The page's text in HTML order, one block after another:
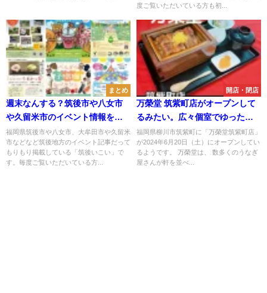
度ご覧いただいている方も初...
まとめ
週末なんする？筑後市や八女市
や久留米市のイベント情報をま
るっと公開（2026年5月16日、
17日）
福岡県筑後市や八女市、大牟田市や久留米
市などなど筑後地方のイベント記事だって
もりもり掲載している「筑後いこい」で
す。毎度ご覧いただいている方...
開店・閉店
万榮堂 筑紫町店がオープンして
るみたい。広々個室でゆったり
とうなぎ料理を楽しめる店
福岡県柳川市筑紫町に「万榮堂筑紫町店」
が2024年6月20日（土）にオープンしてい
るようです。 万榮堂は、 数多くのうなぎ
屋さんが軒を並べ...